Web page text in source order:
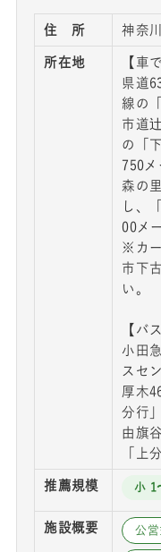
住 所 神奈
所在地
【車
県道
線の
市道
の「
750メ
森の
し、
00メ
※カ
市下
い。
【バ
小田
スセ
厚木
分行
由旗
「上
推薦規模 小 1
施設概要 公営